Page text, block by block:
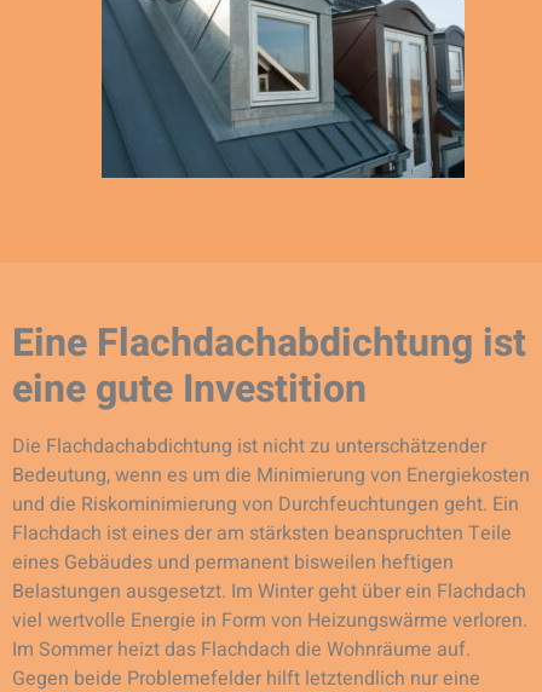
Eine Flachdachabdichtung ist
eine gute Investition
Die Flachdachabdichtung ist nicht zu unterschätzender
Bedeutung, wenn es um die Minimierung von Energiekosten
und die Riskominimierung von Durchfeuchtungen geht. Ein
Flachdach ist eines der am stärksten beanspruchten Teile
eines Gebäudes und permanent bisweilen heftigen
Belastungen ausgesetzt. Im Winter geht über ein Flachdach
viel wertvolle Energie in Form von Heizungswärme verloren.
Im Sommer heizt das Flachdach die Wohnräume auf.
Gegen beide Problemefelder hilft letztendlich nur eine